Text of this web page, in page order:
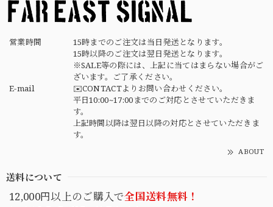
営業時間
15時までのご注文は当日発送となります。
15時以降のご注文は翌日発送となります。
※SALE等の際には、上記に当てはまらない場合がご
ざいます。ご了承ください。
E-mail
✉️CONTACTよりお問い合わせください。
平日10:00~17:00までのご対応とさせていただきま
す。
上記時間以降は翌日以降の対応とさせていただきま
す。
ABOUT
送料について
12,000円以上のご購入で全国送料無料！